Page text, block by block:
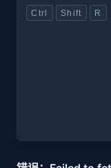
Ctrl Shift R